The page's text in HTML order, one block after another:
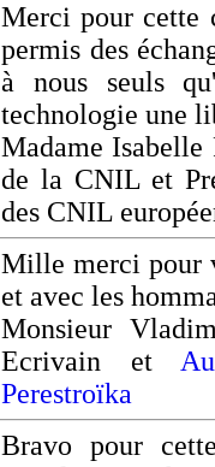
Merci pour cette
permis des
à nous seuls
technologie une
Madame Isabelle
de la CNIL et
des CNIL
Mille merci pour
et avec les
Monsieur
Ecrivain et
Perestroïka
Bravo pour